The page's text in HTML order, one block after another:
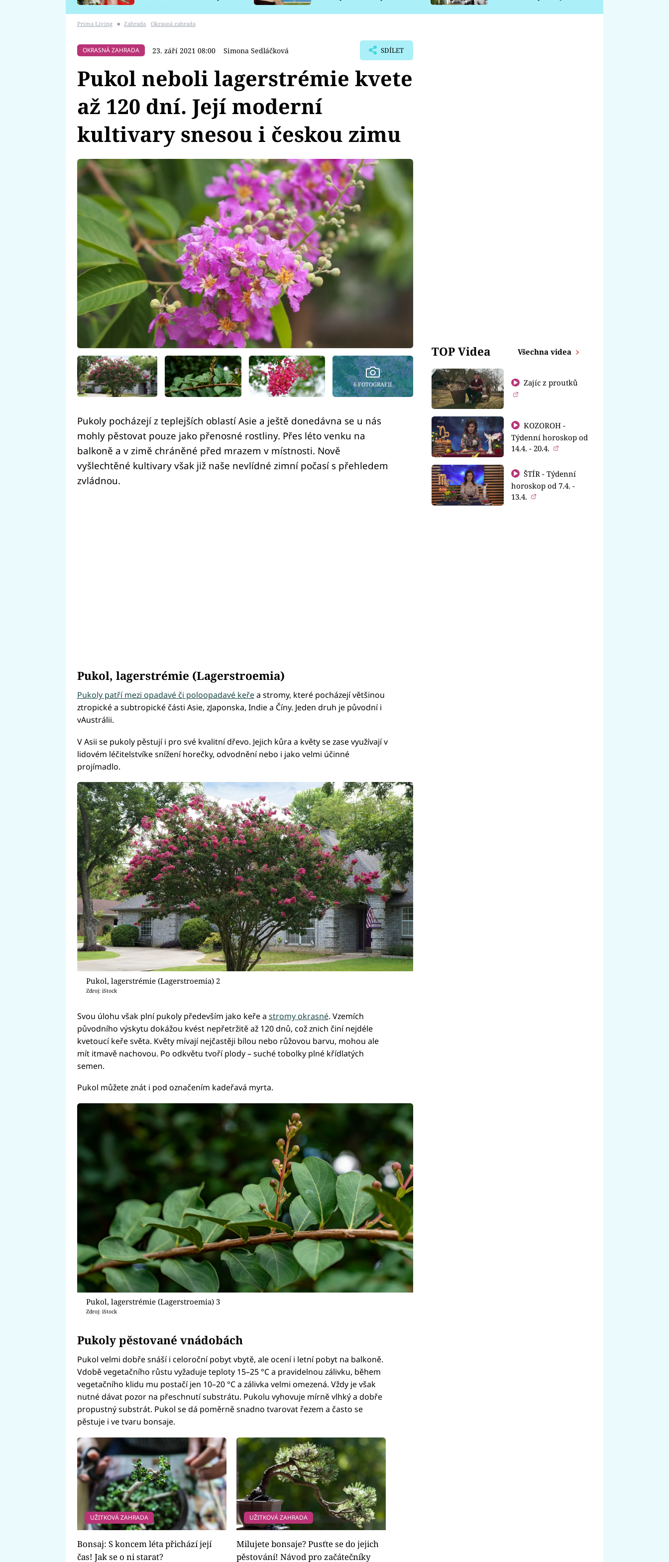
Prima Living ■ Zahrada Okrasná zahrada
OKRASNÁ ZAHRADA 23. září 2021 08:00 Simona Sedláčková SDÍLET
Pukol neboli lagerstrémie kvete
až 120 dní. Její moderní
kultivary snesou i českou zimu
6 FOTOGRAFIÍ
Pukoly pocházejí z teplejších oblastí Asie a ještě donedávna se u nás
mohly pěstovat pouze jako přenosné rostliny. Přes léto venku na
balkoně a v zimě chráněné před mrazem v místnosti. Nově
vyšlechtěné kultivary však již naše nevlídné zimní počasí s přehledem
zvládnou.
Pukol, lagerstrémie (Lagerstroemia)
Pukoly patří mezi opadavé či poloopadavé keřea stromy, které pocházejí většinou
ztropické a subtropické části Asie, zJaponska, Indie a Číny. Jeden druh je původní i
vAustrálii.
V Asii se pukoly pěstují i pro své kvalitní dřevo. Jejich kůra a květy se zase využívají v
lidovém léčitelstvíke snížení horečky, odvodnění nebo i jako velmi účinné
projímadlo.
Pukol, lagerstrémie (Lagerstroemia) 2
Zdroj: iStock
Svou úlohu však plní pukoly především jako keře a stromy okrasné. Vzemích
původního výskytu dokážou kvést nepřetržitě až 120 dnů, což znich činí nejdéle
kvetoucí keře světa. Květy mívají nejčastěji bílou nebo růžovou barvu, mohou ale
mít itmavě nachovou. Po odkvětu tvoří plody – suché tobolky plné křídlatých
semen.
Pukol můžete znát i pod označením kadeřavá myrta.
Pukol, lagerstrémie (Lagerstroemia) 3
Zdroj: iStock
Pukoly pěstované vnádobách
Pukol velmi dobře snáší i celoroční pobyt vbytě, ale ocení i letní pobyt na balkoně.
Vdobě vegetačního růstu vyžaduje teploty 15–25 °C a pravidelnou zálivku, během
vegetačního klidu mu postačí jen 10–20 °C a zálivka velmi omezená. Vždy je však
nutné dávat pozor na přeschnutí substrátu. Pukolu vyhovuje mírně vlhký a dobře
propustný substrát. Pukol se dá poměrně snadno tvarovat řezem a často se
pěstuje i ve tvaru bonsaje.
UŽITKOVÁ ZAHRADA
Bonsaj: S koncem léta přichází její
čas! Jak se o ni starat?
UŽITKOVÁ ZAHRADA
Milujete bonsaje? Pusťte se do jejich
pěstování! Návod pro začátečníky
TOP Videa Všechna videa
Zajíc z proutků
KOZOROH -
Týdenní horoskop od
14.4. - 20.4.
ŠTÍR - Týdenní
horoskop od 7.4. -
13.4.